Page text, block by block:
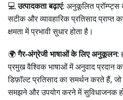
💻उत्पादकता बढ़ाएं: अनुकूलित
सटीक और व्यावहारिक प्रतिसाद
क्षमता में प्रभावी सुधार होता है।
🌍गैर-अंग्रेजी भाषाओं के लिए अनुकूलन:
प्रमुख वैश्विक भाषाओं में अनुवाद प्रदान
डिफ़ॉल्ट प्रतिसाद का समर्थन करते हैं,
समझने और उपयोग करने में सुविधाजनक